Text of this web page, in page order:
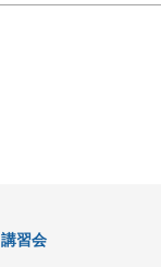
講習会